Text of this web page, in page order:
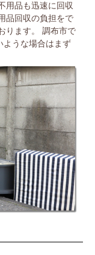
用品も迅速に回収
品回収の負担をで
ります。
調布市で
ような場合はまず